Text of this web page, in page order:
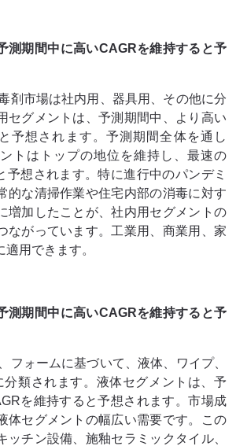
測期間中に高いCAGRを維持すると予
剤市場は社内用、器具用、その他に分
セグメントは、予測期間中、より高い
予想されます。予測期間全体を通し
トはトップの地位を維持し、最速の
予想されます。特に進行中のパンデミ
的な清掃作業や住宅内部の消毒に対す
増加したことが、社内用セグメントの
ながっています。工業用、商業用、家
用できます。
測期間中に高いCAGRを維持すると予
フォームに基づいて、液体、ワイプ、
分類されます。液体セグメントは、予
を維持すると予想されます。市場成
体セグメントの幅広い需要です。この
ッチン設備、施釉セラミックタイル、